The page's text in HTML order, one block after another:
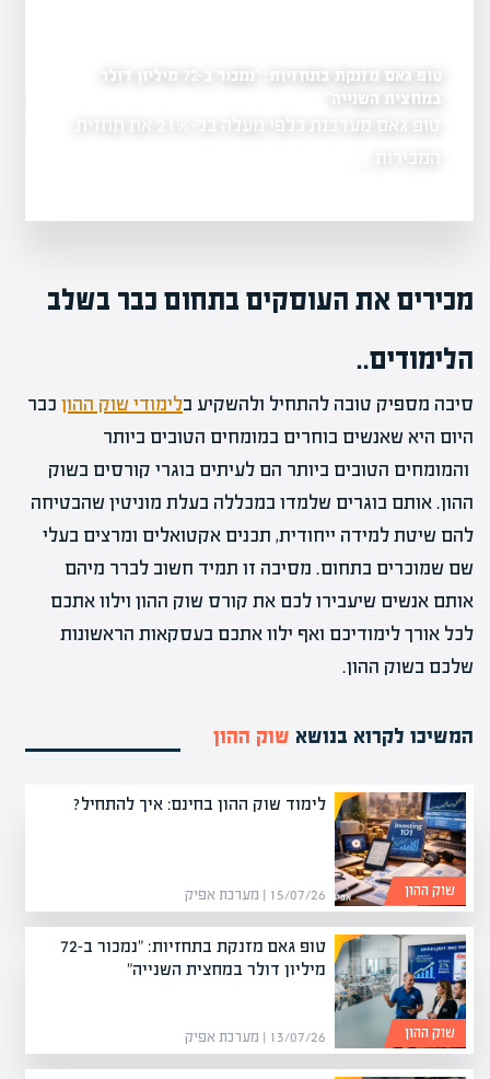
הדבר
טופ גאם מזנקת בתחזיות: "נמכור ב-72 מיליון דולר
במחצית השנייה"
טופ גאם מעדכנת כלפי מעלה בכ-21% את תחזית
המכירות…
רימון נכנסת
מכירים את העוסקים בתחום כבר בשלב
הלימודים..
סיבה מספיק טובה להתחיל ולהשקיע בלימודי שוק ההון כבר
היום היא שאנשים בוחרים במומחים הטובים ביותר
והמומחים הטובים ביותר הם לעיתים בוגרי קורסים בשוק
ההון. אותם בוגרים שלמדו במכללה בעלת מוניטין שהבטיחה
להם שיטת למידה ייחודית, תכנים אקטואלים ומרצים בעלי
שם שמוכרים בתחום. מסיבה זו תמיד חשוב לברר מיהם
אותם אנשים שיעבירו לכם את קורס שוק ההון וילוו אתכם
לכל אורך לימודיכם ואף ילוו אתכם בעסקאות הראשונות
שלכם בשוק ההון.
המשיכו לקרוא בנושא שוק ההון
לימוד שוק ההון בחינם: איך להתחיל?
15/07/26 | מערכת אפיק שוק ההון
טופ גאם מזנקת בתחזיות: "נמכור ב-72
מיליון דולר במחצית השנייה"
13/07/26 | מערכת אפיק שוק ההון